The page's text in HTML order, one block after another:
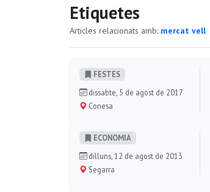
Etiquetes
Articles relacionats amb: mercat vell
FESTES
dissabte, 5 de agost de 2017
Conesa
ECONOMIA
dilluns, 12 de agost de 2013
Segarra